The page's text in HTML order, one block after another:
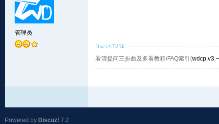
管理员
看清提问三步曲及多看教程/FAQ索引(wdcp,v3,
Powered by Discuz! 7.2